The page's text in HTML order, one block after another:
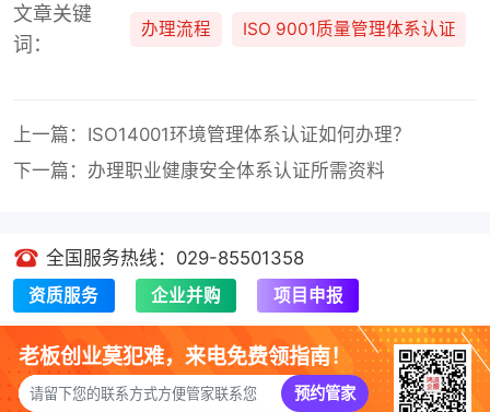
文章关键
词：
办理流程 ISO 9001质量管理体系认证
上一篇：ISO14001环境管理体系认证如何办理？
下一篇：办理职业健康安全体系认证所需资料
全国服务热线：029-85501358
资质服务 企业并购 项目申报
老板创业莫犯难，来电免费领指南！
预约管家